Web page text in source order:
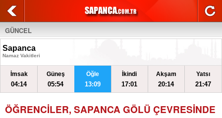
GÜNCEL
Sapanca
Namaz Vakitleri
İmsak
04:14
Güneş
05:54
Öğle
13:09
İkindi
17:01
Akşam
20:14
Yatsı
21:47
ÖĞRENCİLER, SAPANCA GÖLÜ ÇEVRESİNDE